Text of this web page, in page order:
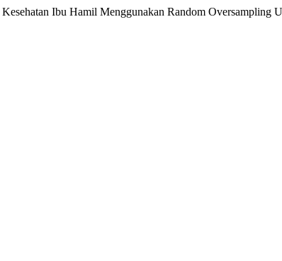
Ibu Hamil Menggunakan Random Oversampling